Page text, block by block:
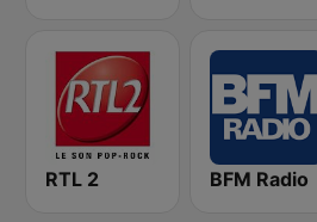
RTL 2 BFM Radio